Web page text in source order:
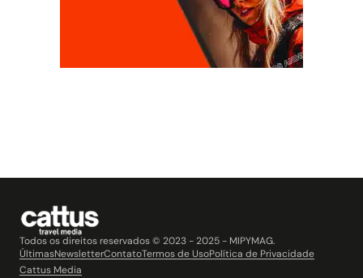
Todos os direitos reservados © 2023 - 2025 - MIPYMAG.
ÚltimasNewsletterContatoTermos de UsoPolítica de Privacidade
Cattus Media